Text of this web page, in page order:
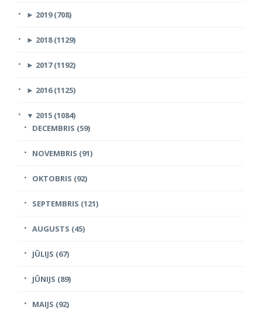
► 2019 (708)
► 2018 (1129)
► 2017 (1192)
► 2016 (1125)
▼ 2015 (1084)
DECEMBRIS (59)
NOVEMBRIS (91)
OKTOBRIS (92)
SEPTEMBRIS (121)
AUGUSTS (45)
JŪLIJS (67)
JŪNIJS (89)
MAIJS (92)